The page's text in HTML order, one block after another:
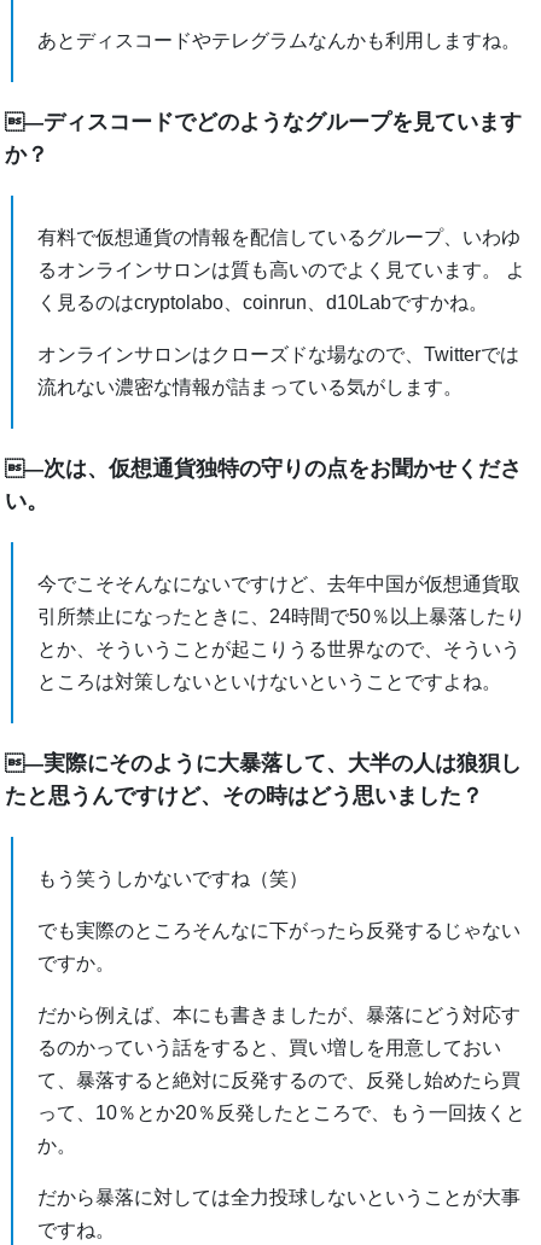
あとディスコードやテレグラムなんかも利用しますね。
―ディスコードでどのようなグループを見ています
か？
有料で仮想通貨の情報を配信しているグループ、いわゆ
るオンラインサロンは質も高いのでよく見ています。 よ
く見るのはcryptolabo、coinrun、d10Labですかね。
オンラインサロンはクローズドな場なので、Twitterでは
流れない濃密な情報が詰まっている気がします。
―次は、仮想通貨独特の守りの点をお聞かせくださ
い。
今でこそそんなにないですけど、去年中国が仮想通貨取
引所禁止になったときに、24時間で50％以上暴落したり
とか、そういうことが起こりうる世界なので、そういう
ところは対策しないといけないということですよね。
―実際にそのように大暴落して、大半の人は狼狽し
たと思うんですけど、その時はどう思いました？
もう笑うしかないですね（笑）
でも実際のところそんなに下がったら反発するじゃない
ですか。
だから例えば、本にも書きましたが、暴落にどう対応す
るのかっていう話をすると、買い増しを用意しておい
て、暴落すると絶対に反発するので、反発し始めたら買
って、10％とか20％反発したところで、もう一回抜くと
か。
だから暴落に対しては全力投球しないということが大事
ですね。